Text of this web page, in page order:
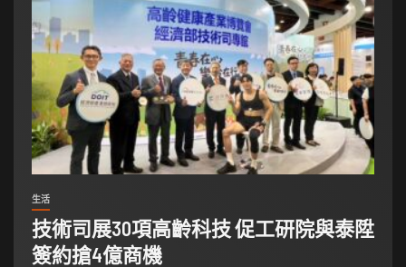
生活
技術司展30項高齡科技 促工研院與泰陞
簽約搶4億商機